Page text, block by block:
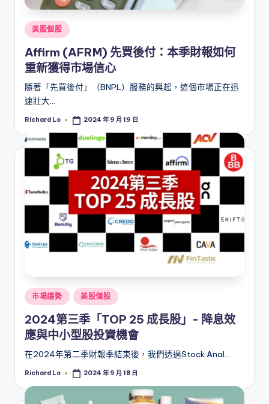
Posted
in
美股個股
Affirm (AFRM) 先買後付：本季財報如何
重新獲得市場信心
隨著「先買後付」（BNPL）服務的興起，這個市場正在迅
速壯大…
Posted
Richard Lo 2024 年 9 月 19 日
Posted
in
市場趨勢 美股個股
2024第三季「TOP 25 成長股」- 降息效
應與中小型股投資機會
在2024年第二季財報季結束後，我們透過Stock Anal…
Posted
Richard Lo 2024 年 9 月 18 日